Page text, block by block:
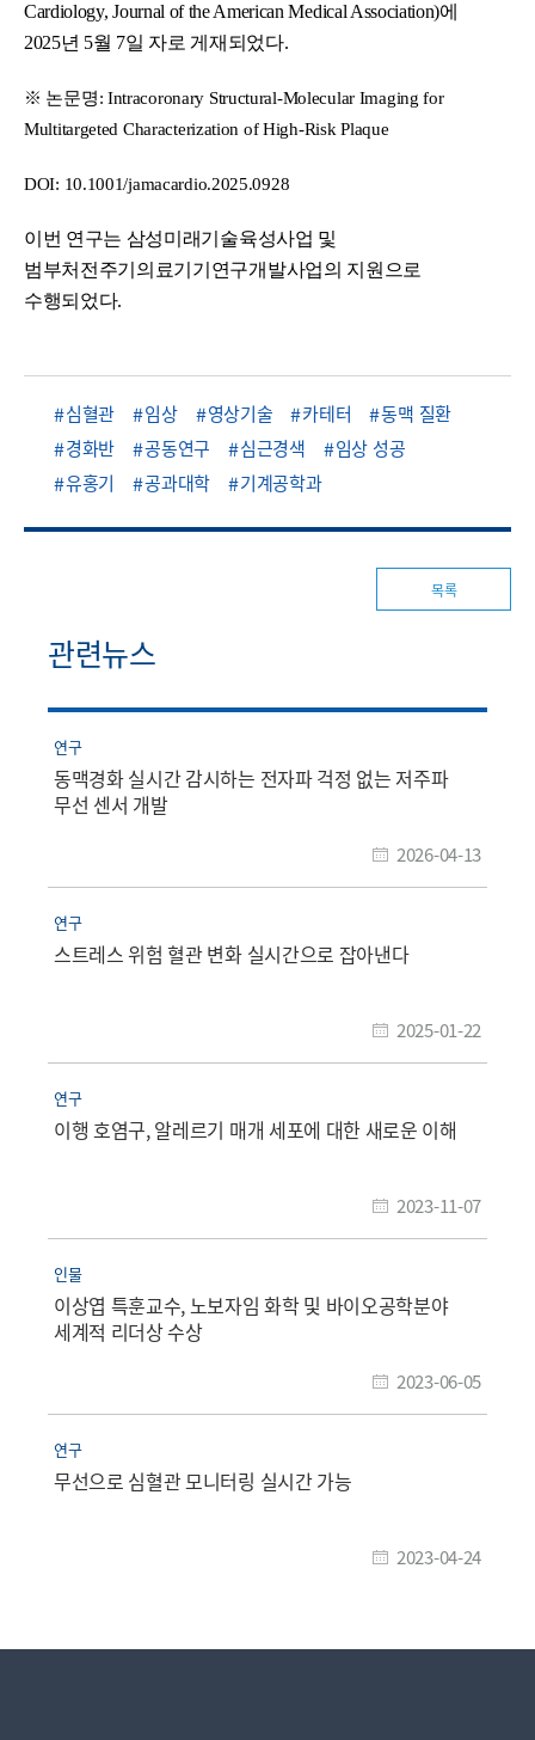
Cardiology, Journal of the American Medical Association)에
2025년 5월 7일 자로 게재되었다.
※ 논문명: Intracoronary Structural-Molecular Imaging for
Multitargeted Characterization of High-Risk Plaque
DOI: 10.1001/jamacardio.2025.0928
이번 연구는 삼성미래기술육성사업 및
범부처전주기의료기기연구개발사업의 지원으로
수행되었다.
심혈관 임상 영상기술 카테터
동맥 질환
경화반
공동연구 심근경색
임상 성공
유홍기
공과대학 기계공학과
목록
관련뉴스
연구
동맥경화 실시간 감시하는 전자파 걱정 없는 저주파
무선 센서 개발
2026-04-13
연구
스트레스 위험 혈관 변화 실시간으로 잡아낸다
2025-01-22
연구
이행 호염구, 알레르기 매개 세포에 대한 새로운 이해
2023-11-07
인물
이상엽 특훈교수, 노보자임 화학 및 바이오공학분야
세계적 리더상 수상
2023-06-05
연구
무선으로 심혈관 모니터링 실시간 가능
2023-04-24